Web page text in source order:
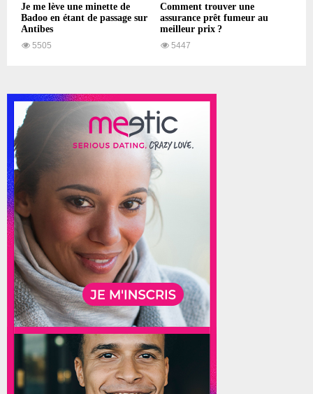
Je me lève une minette de
Badoo en étant de passage sur
Antibes
5505
Comment trouver une
assurance prêt fumeur au
meilleur prix ?
5447